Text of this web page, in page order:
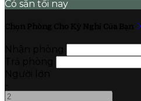
Có sẵn tối nay